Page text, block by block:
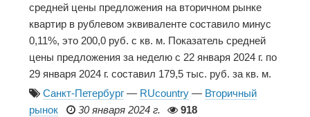
средней цены предложения на вторичном рынке
квартир в рублевом эквиваленте составило минус
0,11%, это 200,0 руб. с кв. м. Показатель средней
цены предложения за неделю с 22 января 2024 г. по
29 января 2024 г. составил 179,5 тыс. руб. за кв. м.
Санкт-Петербург — RUcountry — Вторичный
рынок
30 января 2024 г. 918